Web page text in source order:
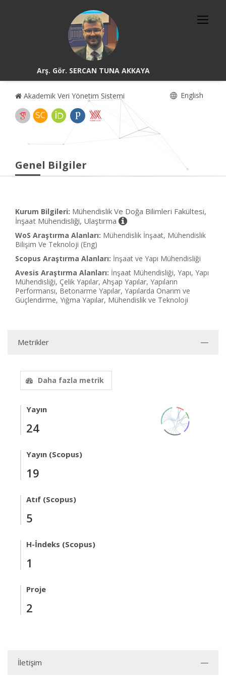
Arş. Gör. SERCAN TUNA AKKAYA
Akademik Veri Yönetim Sistemi English
Genel Bilgiler
Kurum Bilgileri: Mühendislik Ve Doğa Bilimleri Fakültesi,
İnşaat Mühendisliği, Ulaştırma
WoS Araştırma Alanları: Mühendislik İnşaat, Mühendislik
Bilişim Ve Teknoloji (Eng)
Scopus Araştırma Alanları: İnşaat ve Yapı Mühendisliği
Avesis Araştırma Alanları: İnşaat Mühendisliği, Yapı, Yapı
Mühendisliği, Çelik Yapılar, Ahşap Yapılar, Yapıların
Performansı, Betonarme Yapılar, Yapılarda Onarım ve
Güçlendirme, Yığma Yapılar, Mühendislik ve Teknoloji
Metrikler
Daha fazla metrik
Yayın
24
Yayın (Scopus)
19
Atıf (Scopus)
5
H-İndeks (Scopus)
1
Proje
2
İletişim